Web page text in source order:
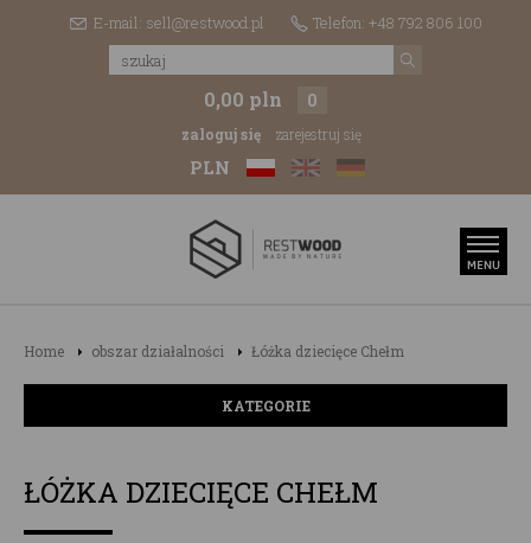
E-mail: sell@restwood.pl Telefon: +48 792 806 100
0,00 pln 0
zaloguj się zarejestruj się
PLN
Home obszar działalności Łóżka dziecięce Chełm
KATEGORIE
ŁÓŻKA DZIECIĘCE CHEŁM